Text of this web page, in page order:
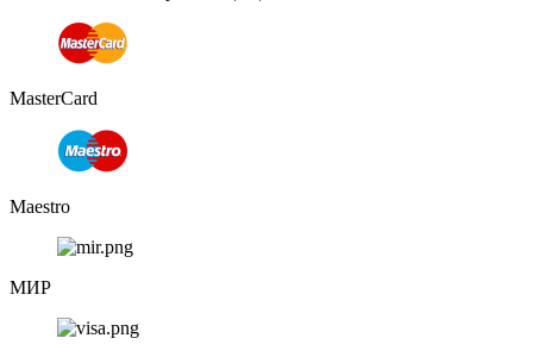
MasterCard
Maestro
МИР